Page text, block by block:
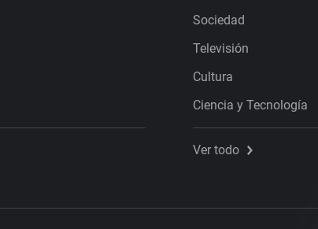
Sociedad
Televisión
Cultura
Ciencia y Tecnología
Ver todo